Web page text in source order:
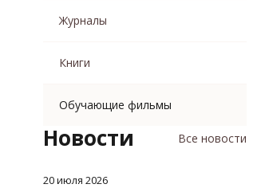
Журналы
Книги
Обучающие фильмы
Новости Все новости
20 июля 2026